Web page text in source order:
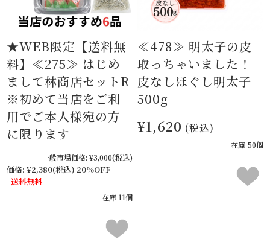
★WEB限定【送料無
料】≪275≫ はじめ
まして林商店セットR
※初めて当店をご利
用でご本人様宛の方
に限ります
一般市場価格: ¥3,000(税込)
価格: ¥2,380(税込) 20%OFF
送料無料
在庫 11個
≪478≫ 明太子の皮
取っちゃいました！
皮なしほぐし明太子
500g
¥1,620 (税込)
在庫 50個